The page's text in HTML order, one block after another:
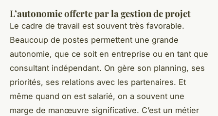
L’autonomie offerte par la gestion de projet
Le cadre de travail est souvent très favorable.
Beaucoup de postes permettent une grande
autonomie, que ce soit en entreprise ou en tant que
consultant indépendant. On gère son planning, ses
priorités, ses relations avec les partenaires. Et
même quand on est salarié, on a souvent une
marge de manœuvre significative. C’est un métier